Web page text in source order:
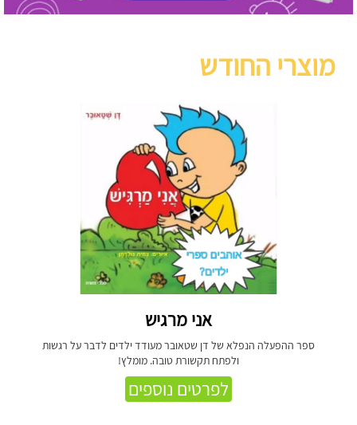
מוצרי החודש
אני מרגיש
ספר ההפעלה הנפלא של דן שטאובר מעודד ילדים לדבר על רגשות
ולפתח תקשורת טובה. מומלץ!
לפרטים נוספים